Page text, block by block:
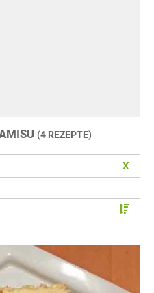
(4 REZEPTE)
X